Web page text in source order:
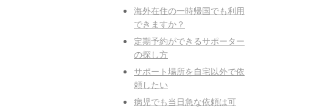
海外在住の一時帰国でも利用
できますか？
定期予約ができるサポーター
の探し方
サポート場所を自宅以外で依
頼したい
病児でも当日急な依頼は可